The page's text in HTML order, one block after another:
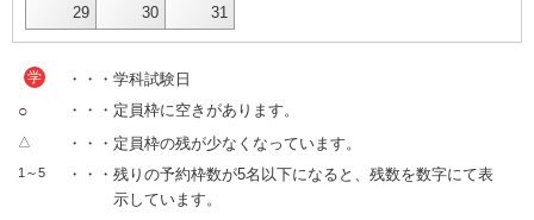
29 30 31
学 ・・・学科試験日
○ ・・・定員枠に空きがあります。
△ ・・・定員枠の残が少なくなっています。
1～5
・・・残りの予約枠数が5名以下になると、残数を数字にて表
示しています。